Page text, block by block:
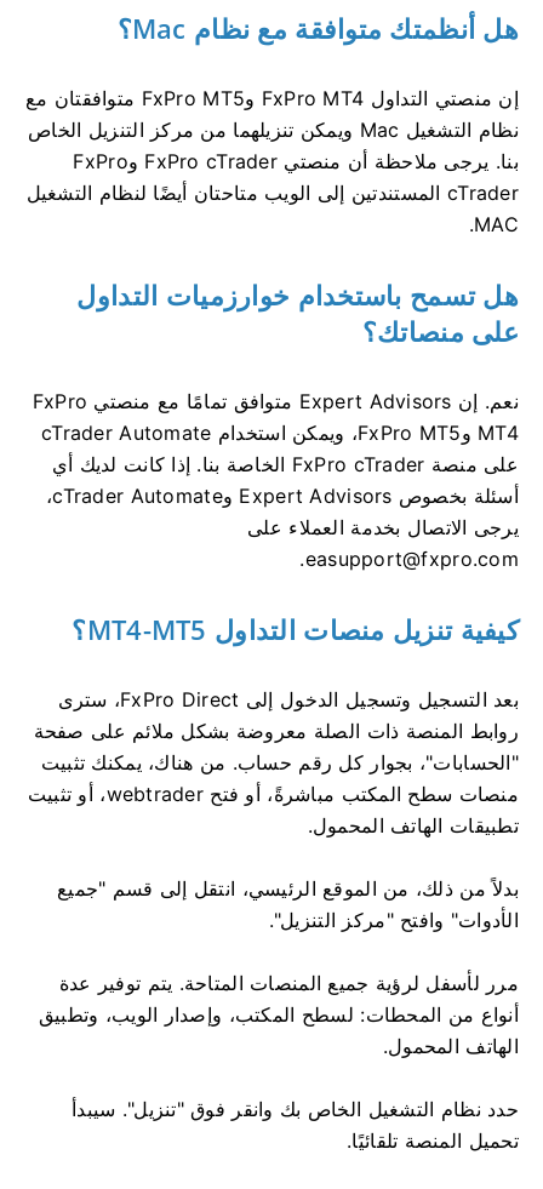
هل أنظمتك متوافقة مع نظام Mac؟
إن منصتي التداول FxPro MT4 وFxPro MT5 متوافقتان مع
نظام التشغيل Mac ويمكن تنزيلهما من مركز التنزيل الخاص
بنا. يرجى ملاحظة أن منصتي FxPro cTrader وFxPro
cTrader المستندتين إلى الويب متاحتان أيضًا لنظام التشغيل
MAC.
هل تسمح باستخدام خوارزميات التداول
على منصاتك؟
نعم. إن Expert Advisors متوافق تمامًا مع منصتي FxPro
MT4 وFxPro MT5، ويمكن استخدام cTrader Automate
على منصة FxPro cTrader الخاصة بنا. إذا كانت لديك أي
أسئلة بخصوص Expert Advisors وcTrader Automate،
يرجى الاتصال بخدمة العملاء على
easupport@fxpro.com
.
كيفية تنزيل منصات التداول MT4-MT5؟
بعد التسجيل وتسجيل الدخول إلى FxPro Direct، سترى
روابط المنصة ذات الصلة معروضة بشكل ملائم على صفحة
"الحسابات"، بجوار كل رقم حساب. من هناك، يمكنك تثبيت
منصات سطح المكتب مباشرةً، أو فتح webtrader، أو تثبيت
تطبيقات الهاتف المحمول.
بدلاً من ذلك، من الموقع الرئيسي، انتقل إلى قسم "جميع
الأدوات" وافتح "مركز التنزيل".
مرر لأسفل لرؤية جميع المنصات المتاحة. يتم توفير عدة
أنواع من المحطات: لسطح المكتب، وإصدار الويب، وتطبيق
الهاتف المحمول.
حدد نظام التشغيل الخاص بك وانقر فوق "تنزيل". سيبدأ
تحميل المنصة تلقائيًا.